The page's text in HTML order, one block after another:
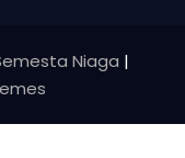
Niaga |